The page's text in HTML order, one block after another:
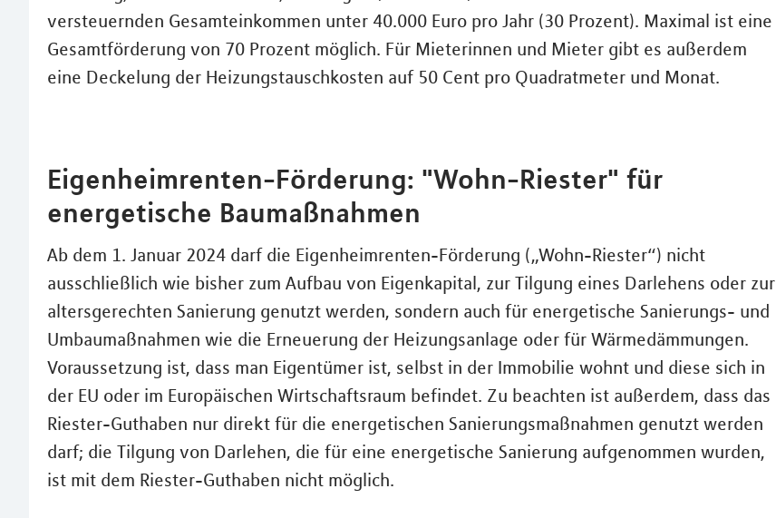
versteuernden Gesamteinkommen unter 40.000 Euro pro Jahr (30 Prozent). Maximal ist eine
Gesamtförderung von 70 Prozent möglich. Für Mieterinnen und Mieter gibt es außerdem
eine Deckelung der Heizungstauschkosten auf 50 Cent pro Quadratmeter und Monat.
Eigenheimrenten-Förderung: "Wohn-Riester" für
energetische Baumaßnahmen
Ab dem 1. Januar 2024 darf die Eigenheimrenten-Förderung („Wohn-Riester“) nicht
ausschließlich wie bisher zum Aufbau von Eigenkapital, zur Tilgung eines Darlehens oder zur
altersgerechten Sanierung genutzt werden, sondern auch für energetische Sanierungs- und
Umbaumaßnahmen wie die Erneuerung der Heizungsanlage oder für Wärmedämmungen.
Voraussetzung ist, dass man Eigentümer ist, selbst in der Immobilie wohnt und diese sich in
der EU oder im Europäischen Wirtschaftsraum befindet. Zu beachten ist außerdem, dass das
Riester-Guthaben nur direkt für die energetischen Sanierungsmaßnahmen genutzt werden
darf; die Tilgung von Darlehen, die für eine energetische Sanierung aufgenommen wurden,
ist mit dem Riester-Guthaben nicht möglich.